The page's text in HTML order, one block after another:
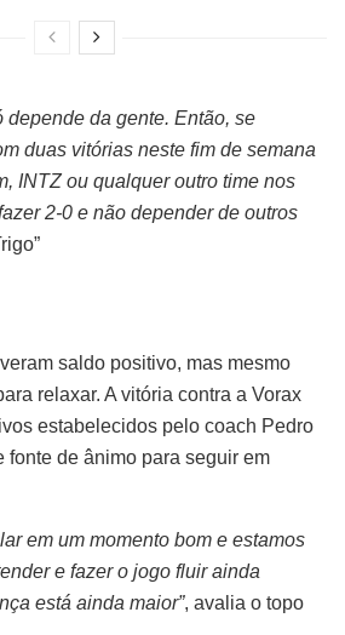
depende da gente. Então, se
duas vitórias neste fim de semana
INTZ ou qualquer outro time nos
2-0 e não depender de outros
saldo positivo, mas mesmo
relaxar. A vitória contra a Vorax
estabelecidos pelo coach Pedro
fonte de ânimo para seguir em
em um momento bom e estamos
e fazer o jogo fluir ainda
está ainda maior”, avalia o topo